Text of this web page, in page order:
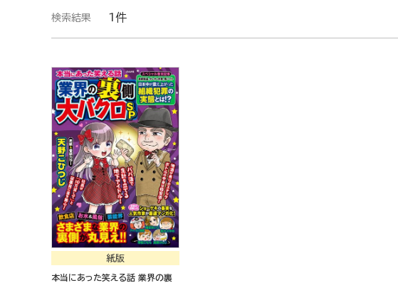
検索結果 1件
紙版
本当にあった笑える話 業界の裏